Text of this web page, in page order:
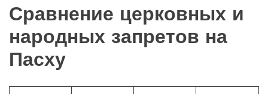
Сравнение церковных и
народных запретов на
Пасху